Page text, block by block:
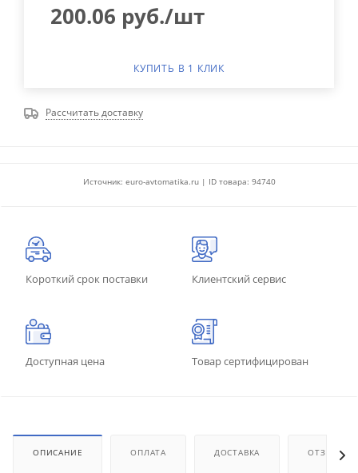
200.06 руб./шт
КУПИТЬ В 1 КЛИК
Рассчитать доставку
Источник: euro-avtomatika.ru | ID товара: 94740
Короткий срок поставки Клиентский сервис
Доступная цена Товар сертифицирован
ОПИСАНИЕ ОПЛАТА ДОСТАВКА ОТЗЫВЫ